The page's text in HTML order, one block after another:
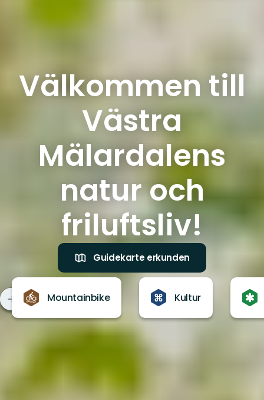
Välkommen till
Västra
Mälardalens
natur och
friluftsliv!
Guidekarte erkunden
Mountainbike Kultur